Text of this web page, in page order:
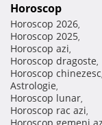
Horoscop
Horoscop 2026,
Horoscop 2025,
Horoscop azi,
Horoscop dragoste,
Horoscop chinezesc,
Astrologie,
Horoscop lunar,
Horoscop rac azi,